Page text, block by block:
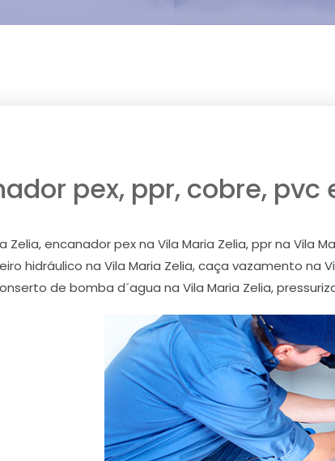
pex, ppr, cobre,
Zelia, encanador pex na Vila Maria Zelia, ppr na Vila
hidráulico na Vila Maria Zelia, caça vazamento na
de bomba d´agua na Vila Maria Zelia,